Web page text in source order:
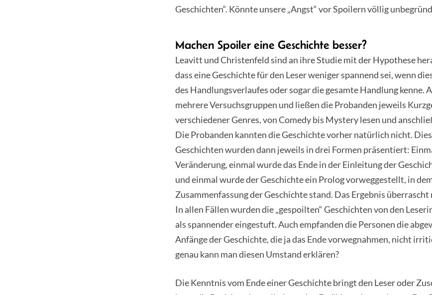
Geschichten“. Könnte unsere „Angst“ vor Spoilern völlig
Machen Spoiler eine Geschichte besser?
Leavitt und Christenfeld sind an ihre Studie mit der Hypothese
dass eine Geschichte für den Leser weniger spannend sei, wenn
des Handlungsverlaufes oder sogar die gesamte Handlung kenne.
mehrere Versuchsgruppen und ließen die Probanden jeweils
verschiedener Genres, von Comedy bis Mystery lesen und
Die Probanden kannten die Geschichte vorher natürlich nicht.
Geschichten wurden dann jeweils in drei Formen präsentiert:
Veränderung, einmal wurde das Ende in der Einleitung der
und einmal wurde der Geschichte ein Prolog vorweggestellt, in
Zusammenfassung der Geschichte stand. Das Ergebnis überrascht
In allen Fällen wurden die „gespoilten“ Geschichten von den
als spannender eingestuft. Auch empfanden die Personen die
Anfänge der Geschichte, die ja das Ende vorwegnahmen, nicht
genau kann man diesen Umstand erklären?
Die Kenntnis vom Ende einer Geschichte bringt den Leser oder